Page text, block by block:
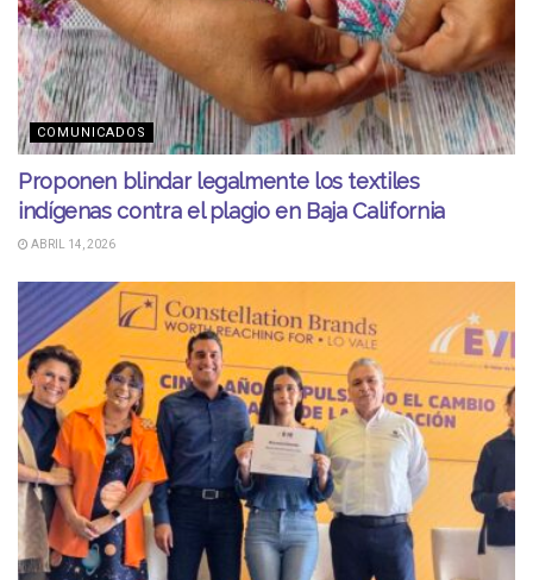
COMUNICADOS
Proponen blindar legalmente los textiles
indígenas contra el plagio en Baja California
ABRIL 14, 2026